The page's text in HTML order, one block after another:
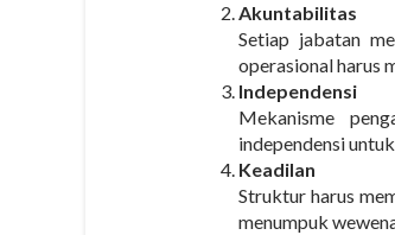
Akuntabilitas
Setiap jabatan
operasional harus
Independensi
Mekanisme
independensi
Keadilan
Struktur harus
menumpuk